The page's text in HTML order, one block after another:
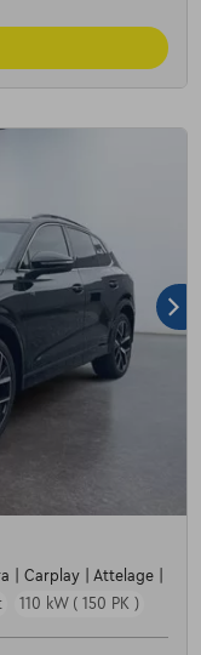
| Carplay | Attelage |
110 kW ( 150 PK )